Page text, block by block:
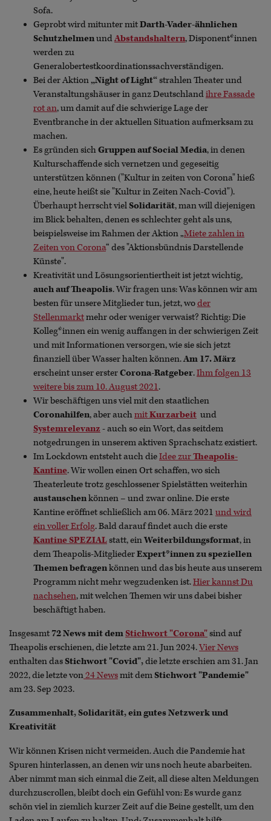
Sofa.
Geprobt wird mitunter mitDarth-Vader-ähnlichen
SchutzhelmenundAbstandshaltern, Disponent*innen
werden zu
Generalobertestkoordinationssachverständigen.
Bei der Aktion„Night of Light“strahlen Theater und
Veranstaltungshäuser in ganz Deutschlandihre Fassade
rot an, um damit auf die schwierige Lage der
Eventbranche in der aktuellen Situation aufmerksam zu
machen.
Es gründen sichGruppen auf Social Media, in denen
Kulturschaffende sich vernetzen und gegeseitig
unterstützen können("Kultur in zeiten von Corona" hieß
eine, heute heißt sie "Kultur in Zeiten Nach-Covid").
Überhaupt herrscht vielSolidarität, man will diejenigen
im Blick behalten, denen es schlechter geht als uns,
beispielsweise im Rahmen der Aktion „Miete zahlen in
Zeiten von Corona“ des "Aktionsbündnis Darstellende
Künste".
Kreativität und Lösungsorientiertheit ist jetzt wichtig,
auch auf Theapolis. Wir fragen uns: Was können wir am
besten für unsere Mitglieder tun, jetzt, woder
Stellenmarktmehr oder weniger verwaist? Richtig: Die
Kolleg*innen ein wenig auffangen in der schwierigen Zeit
und mit Informationen versorgen, wie sie sich jetzt
finanziell über Wasser halten können.Am 17. März
erscheint unser ersterCorona-Ratgeber.Ihm folgen 13
weitere bis zum 10. August 2021.
Wir beschäftigen uns viel mit den staatlichen
Coronahilfen, aber auchmitKurzarbeit und
Systemrelevanz - auch so ein Wort, das seitdem
notgedrungen in unserem aktiven Sprachschatz existiert.
Im Lockdown entsteht auch dieIdee zurTheapolis-
Kantine. Wir wollen einen Ort schaffen, wo sich
Theaterleute trotz geschlossener Spielstätten weiterhin
austauschenkönnen – und zwar online. Die erste
Kantine eröffnet schließlich am 06. März 2021 und wird
ein voller Erfolg. Bald darauf findet auch die erste
Kantine SPEZIALstatt, einWeiterbildungsformat, in
dem Theapolis-MitgliederExpert*innen zu speziellen
Themen befragenkönnen und das bis heute aus unserem
Programm nicht mehr wegzudenken ist.Hier kannst Du
nachsehen, mit welchen Themen wir uns dabei bisher
beschäftigt haben.
Insgesamt 72 News mit demStichwort "Corona"sind auf
Theapolis erschienen, die letzte am 21. Jun 2024.Vier News
enthalten dasStichwort "Covid",die letzte erschien am 31. Jan
2022, die letzte von24 Newsmit demStichwort "Pandemie"
am 23. Sep 2023.
Zusammenhalt, Solidarität, ein gutes Netzwerk und
Kreativität
Wir können Krisen nicht vermeiden. Auch die Pandemie hat
Spuren hinterlassen, an denen wir uns noch heute abarbeiten.
Aber nimmt man sich einmal die Zeit, all diese alten Meldungen
durchzuscrollen, bleibt doch ein Gefühl von: Es wurde ganz
schön viel in ziemlich kurzer Zeit auf die Beine gestellt, um den